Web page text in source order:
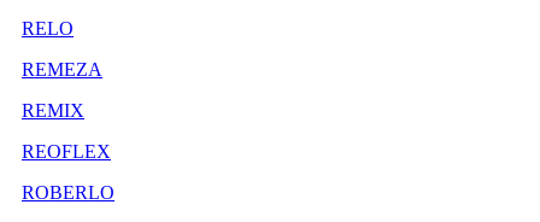
RELO
REMEZA
REMIX
REOFLEX
ROBERLO